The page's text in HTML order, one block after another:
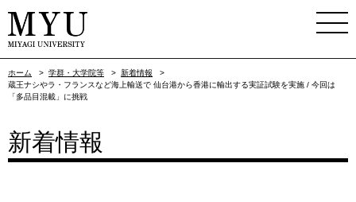
ホーム > 学群・大学院等 > 新着情報
>
蔵王ナシやラ・フランスなど海上輸送で 仙台港から香港に輸出する実証試験を実施 / 今回は
「多品目混載」に挑戦
新着情報